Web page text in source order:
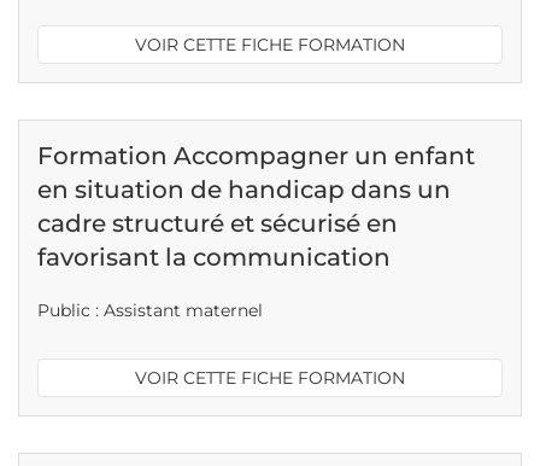
VOIR CETTE FICHE FORMATION
Formation Accompagner un enfant
en situation de handicap dans un
cadre structuré et sécurisé en
favorisant la communication
Public : Assistant maternel
VOIR CETTE FICHE FORMATION